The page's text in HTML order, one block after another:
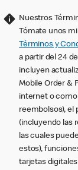
Nuestros
Tómate unos
Términos y
a partir del 24
incluyen
Mobile Order &
internet o
reembolsos), el
(incluyendo las
las cuales
estos),
tarjetas